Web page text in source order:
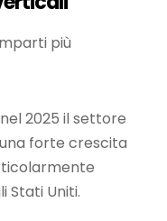
più
2025 il settore
forte crescita
Stati Uniti.